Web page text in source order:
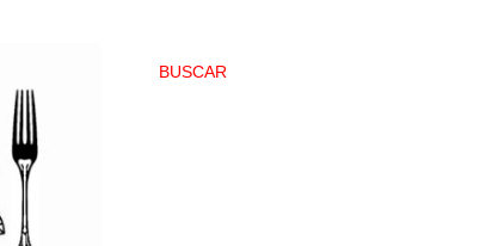
BUSCAR